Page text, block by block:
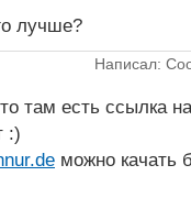
лучше?
Написал:
там есть ссылка
:)
можно качать